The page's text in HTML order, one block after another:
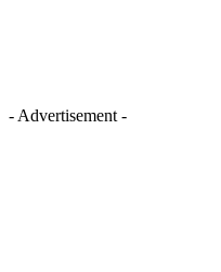
- Advertisement -